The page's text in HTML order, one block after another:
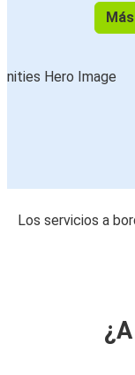
Los servicios a